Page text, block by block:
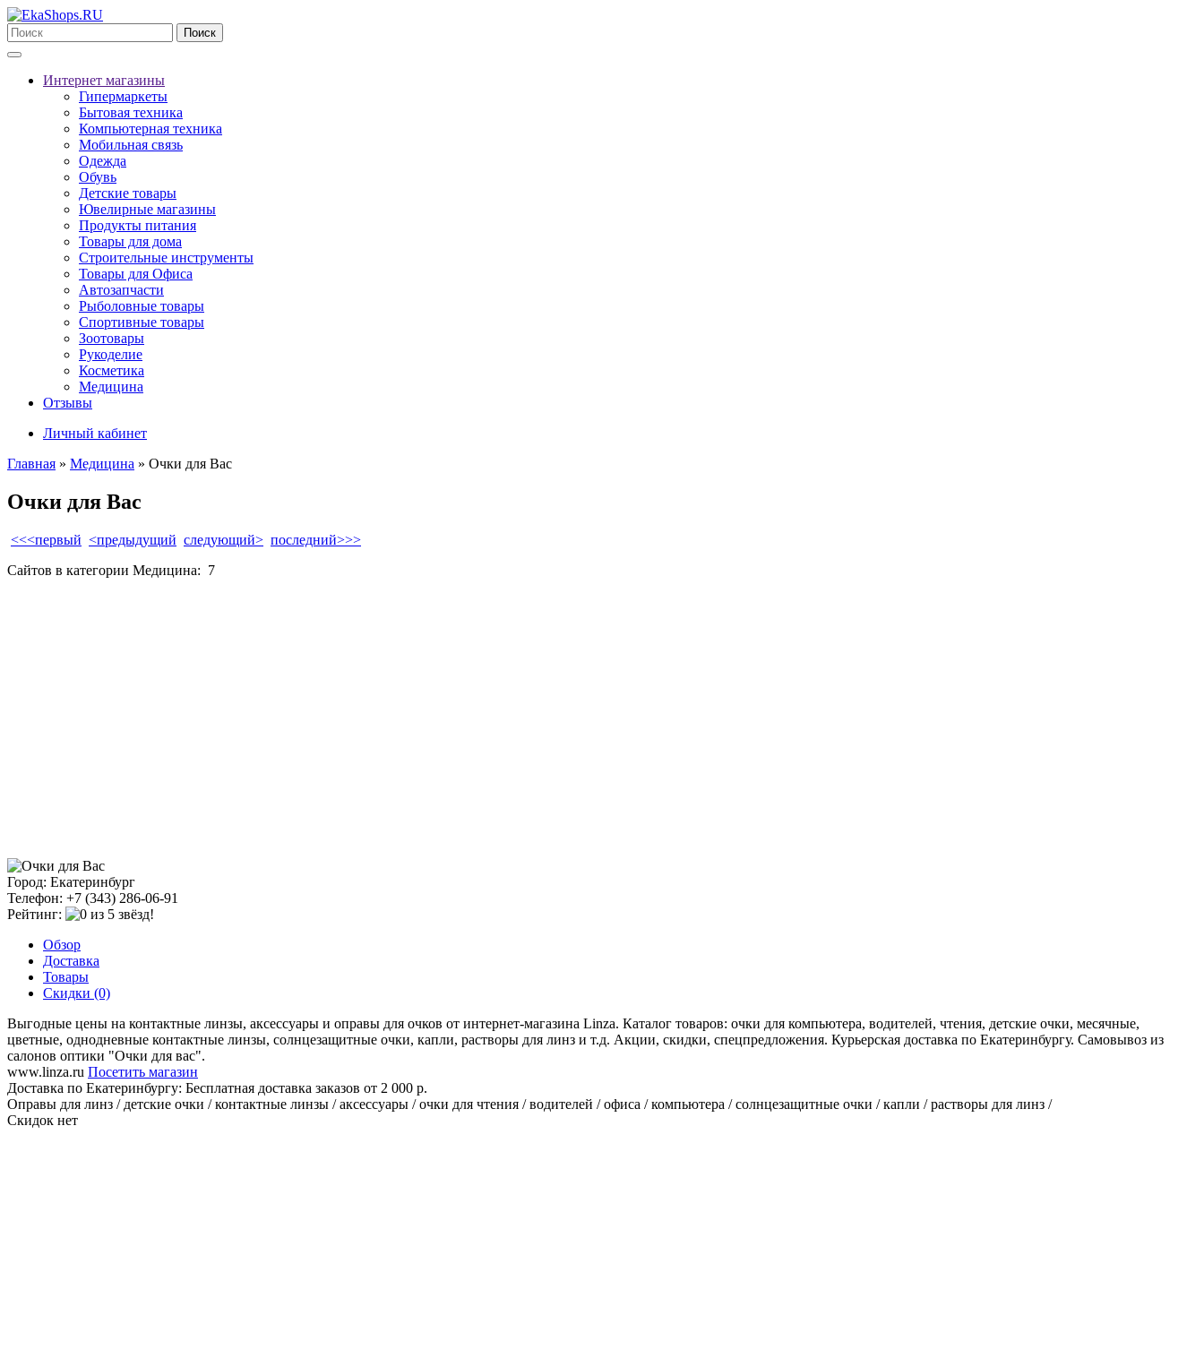
Поиск
Интернет магазины
Гипермаркеты
Бытовая техника
Компьютерная техника
Мобильная связь
Одежда
Обувь
Детские товары
Ювелирные магазины
Продукты питания
Товары для дома
Строительные инструменты
Товары для Офиса
Автозапчасти
Рыболовные товары
Спортивные товары
Зоотовары
Рукоделие
Косметика
Медицина
Отзывы
Личный кабинет
Главная » Медицина » Очки для Вас
Очки для Вас
<<<первый <предыдущий следующий> последний>>>
Сайтов в категории Медицина: 7
Город: Екатеринбург
Телефон: +7 (343) 286-06-91
Рейтинг:
Обзор
Доставка
Товары
Скидки (0)
Выгодные цены на контактные линзы, аксессуары и оправы для очков от интернет-магазина Linza. Каталог товаров: очки для компьютера, водителей, чтения, детские очки, месячные,
цветные, однодневные контактные линзы, солнцезащитные очки, капли, растворы для линз и т.д. Акции, скидки, спецпредложения. Курьерская доставка по Екатеринбургу. Самовывоз из
салонов оптики "Очки для вас".
www.linza.ru Посетить магазин
Доставка по Екатеринбургу: Бесплатная доставка заказов от 2 000 р.
Оправы для линз / детские очки / контактные линзы / аксессуары / очки для чтения / водителей / офиса / компьютера / солнцезащитные очки / капли / растворы для линз /
Скидок нет